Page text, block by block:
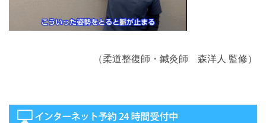
（柔道整復師・鍼灸師 森洋人 監修）